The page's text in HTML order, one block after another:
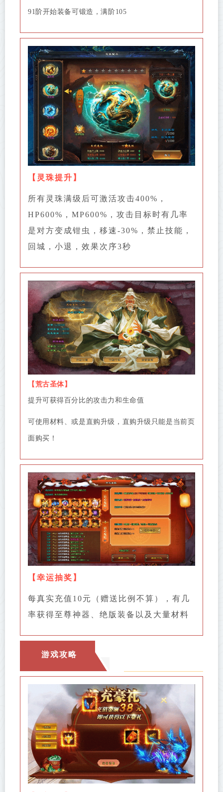
91阶开始装备可锻造，满阶105
【 灵珠提升 】
所有灵珠满级后可激活攻击400%，
HP600%，MP600%，攻击目标时有几率
是对方变成钳虫，移速-30%，禁止技能，
回城，小退，效果次序3秒
【荒古圣体】
提升可获得百分比的攻击力和生命值
可使用材料、或是直购升级，直购升级只能是当前页
面购买！
【 幸运抽奖 】
每真实充值10元（赠送比例不算），有几
率获得至尊神器、绝版装备以及大量材料
游戏攻略